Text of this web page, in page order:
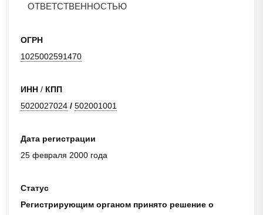
ОТВЕТСТВЕННОСТЬЮ
ОГРН
1025002591470
ИНН / КПП
5020027024 / 502001001
Дата регистрации
25 февраля 2000 года
Статус
Регистрирующим органом принято решение о